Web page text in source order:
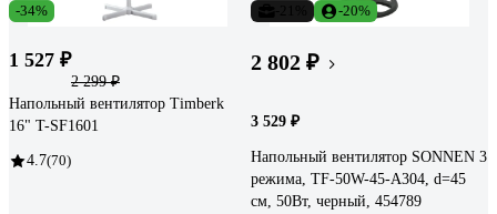
-34%
1 527 ₽
2 299 ₽
Напольный вентилятор Timberk
16" T-SF1601
4.7(70)
-20%
2 802 ₽
3 529 ₽
Напольный вентилятор SONNEN 3
режима, TF-50W-45-А304, d=45
см, 50Вт, черный, 454789